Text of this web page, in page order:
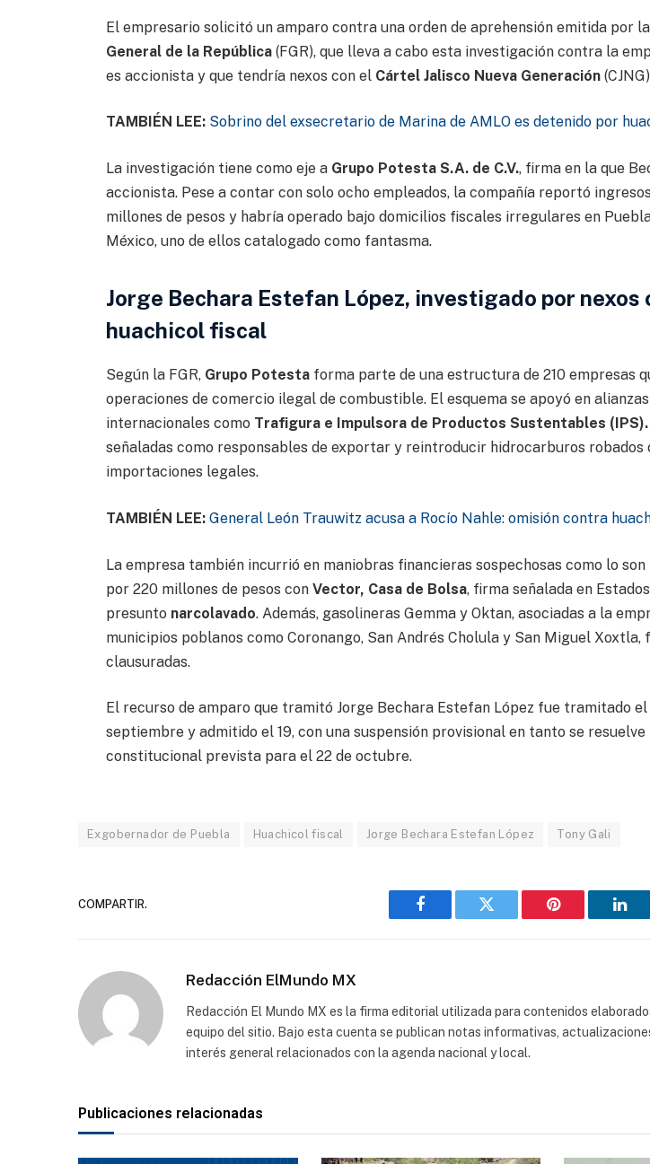
El empresario solicitó un amparo contra una orden de aprehensión emitida por la
General de la República(FGR), que lleva a cabo esta investigación contra la
es accionista y que tendría nexos con el Cártel Jalisco Nueva Generación
TAMBIÉN LEE: Sobrino del exsecretario de Marina de AMLO es detenido por
La investigación tiene como eje a Grupo Potesta S.A. de C.V., firma en la que
accionista. Pese a contar con solo ocho empleados, la compañía reportó
millones de pesos y habría operado bajo domicilios fiscales irregulares en
México, uno de ellos catalogado como fantasma.
Jorge Bechara Estefan López, investigado por nexos
huachicol fiscal
Según la FGR, Grupo Potesta forma parte de una estructura de 210 empresas
operaciones de comercio ilegal de combustible. El esquema se apoyó en
internacionales como Trafigura e Impulsora de Productos Sustentables (IPS).
señaladas como responsables de exportar y reintroducir hidrocarburos robados
importaciones legales.
TAMBIÉN LEE: General León Trauwitz acusa a Rocío Nahle: omisión contra
La empresa también incurrió en maniobras financieras sospechosas como lo son
por 220 millones de pesos con Vector, Casa de Bolsa, firma señalada en
presunto narcolavado. Además, gasolineras Gemma y Oktan, asociadas a la
municipios poblanos como Coronango, San Andrés Cholula y San Miguel Xoxtla,
clausuradas.
El recurso de amparo que tramitó Jorge Bechara Estefan López fue tramitado el
septiembre y admitido el 19, con una suspensión provisional en tanto se resuelve
constitucional prevista para el 22 de octubre.
Exgobernador de Puebla Huachicol fiscal Jorge Bechara Estefan López Tony Gali
COMPARTIR.
Facebook Gorjeo Pinterest
Redacción ElMundo MX
Redacción El Mundo MX es la firma editorial utilizada para contenidos
equipo del sitio. Bajo esta cuenta se publican notas informativas,
interés general relacionados con la agenda nacional y local.
Publicaciones relacionadas